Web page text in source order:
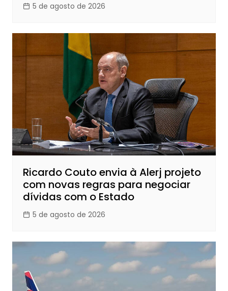
5 de agosto de 2026
Ricardo Couto envia à Alerj projeto
com novas regras para negociar
dívidas com o Estado
5 de agosto de 2026